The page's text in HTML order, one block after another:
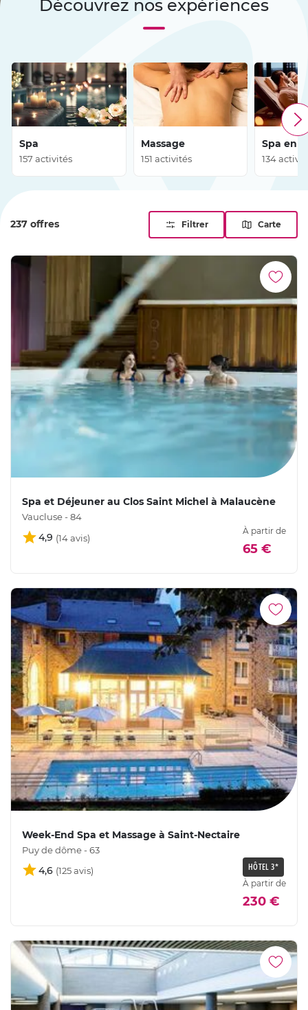
techniques de relaxation. Seul ou à deux, offrez-vous un
moment de relaxation et savourez les bienfaits d’un
Découvrez nos expériences
Spa
157 activités
Massage
151 activités
Spa en
134
237 offres Filtrer Carte
Spa et Déjeuner au Clos Saint Michel à Malaucène
Vaucluse - 84
4,9
À partir de
65 €
Week-End Spa et Massage à Saint-Nectaire
Puy de dôme - 63
4,6 HÔTEL 3*
À partir de
230 €